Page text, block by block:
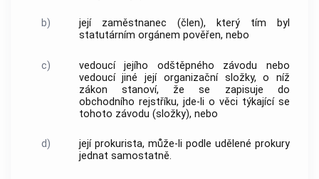
b)
její zaměstnanec (člen), který tím byl
statutárním orgánem pověřen, nebo
c)
vedoucí jejího odštěpného závodu nebo
vedoucí jiné její organizační složky, o níž
zákon stanoví, že se zapisuje do
obchodního rejstříku, jde-li o věci týkající se
tohoto závodu (složky), nebo
d)
její prokurista, může-li podle udělené prokury
jednat samostatně.